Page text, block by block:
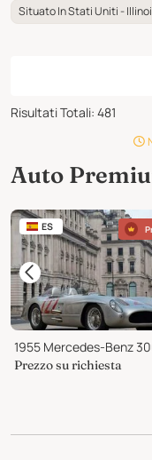
Situato In Stati Uniti -
Risultati Totali: 481
Auto
ES
Prezzo su richiesta